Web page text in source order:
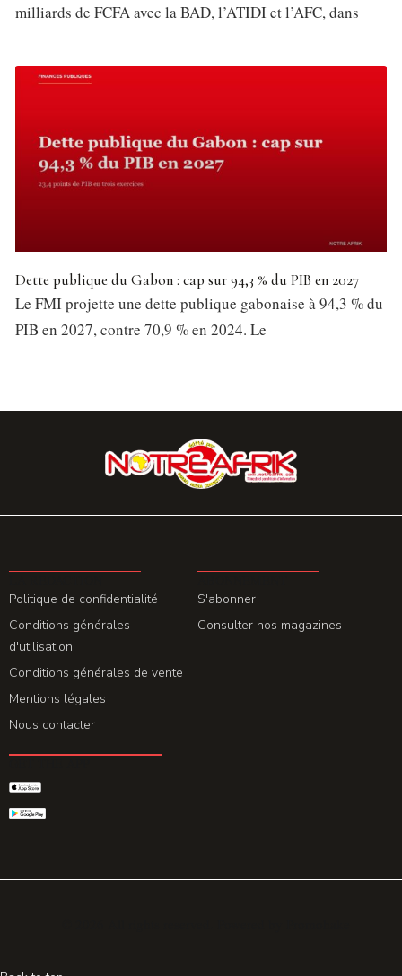
milliards de FCFA avec la BAD, l’ATIDI et l’AFC, dans
Dette publique du Gabon : cap sur 94,3 % du PIB en 2027
Le FMI projette une dette publique gabonaise à 94,3 % du
PIB en 2027, contre 70,9 % en 2024. Le
Politique de confidentialité
Conditions générales
d'utilisation
Conditions générales de vente
Mentions légales
Nous contacter
S'abonner
Consulter nos magazines